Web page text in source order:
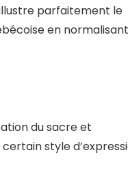
parfaitement le
en normalisant
du sacre et
style